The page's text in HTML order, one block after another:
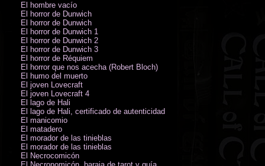
El hombre vacío
El horror de Dunwich
El horror de Dunwich
El horror de Dunwich 1
El horror de Dunwich 2
El horror de Dunwich 3
El horror de Réquiem
El horror que nos acecha (Robert Bloch)
El humo del muerto
El joven Lovecraft
El joven Lovecraft 4
El lago de Hali
El lago de Hali, certificado de autenticidad
El manicomio
El matadero
El morador de las tinieblas
El morador de las tinieblas
El Necrocomicón